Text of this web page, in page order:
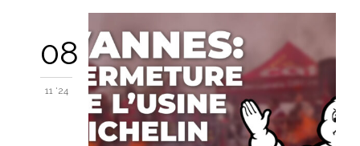
08
11 '24